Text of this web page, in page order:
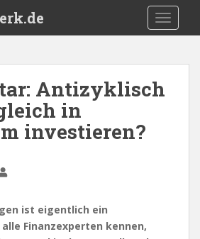
Antizyklisch
in
investieren?
ist eigentlich ein
Finanzexperten kennen,